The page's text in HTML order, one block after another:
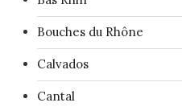
Bouches du Rhône
Calvados
Cantal